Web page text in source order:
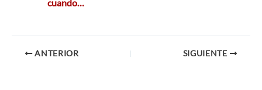
cuando…
ANTERIOR SIGUIENTE